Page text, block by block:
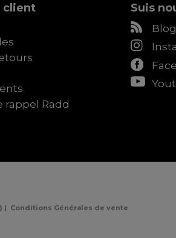
client
rappel Radd
Suis
Blog
) | Conditions Générales de vente